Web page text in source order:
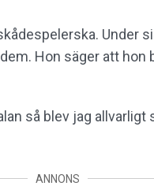
Under
Hon säger att hon
så blev jag allvarligt
ANNONS